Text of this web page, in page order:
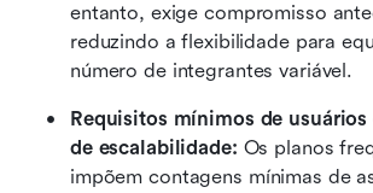
entanto, exige compromisso
reduzindo a flexibilidade para
número de integrantes variável.
Requisitos mínimos de
de escalabilidade: Os planos
impõem contagens mínimas de